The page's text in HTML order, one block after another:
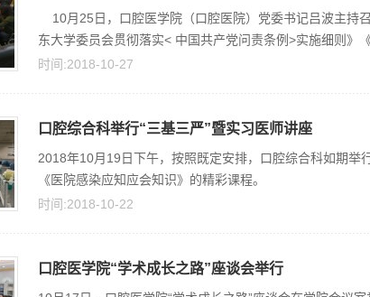
10月25日，口腔医学院（口腔医院）党委书记吕波主持
东大学委员会贯彻落实< 中国共产党问责条例>实施细则》
时间:2018-10-27
口腔综合科举行“三基三严”暨实习医师讲座
2018年10月19日下午，按照既定安排，口腔综合科如期举
《医院感染应知应会知识》的精彩课程。
时间:2018-10-22
口腔医学院“学术成长之路”座谈会举行